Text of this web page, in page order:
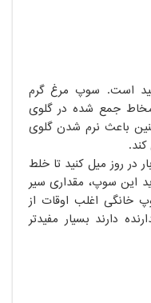
است. سوپ مرغ گرم
جمع شده در گلوی
باعث نرم شدن گلوی
مقداری سوپ مرغ را حداقل ۲ الی ۳ بار در روز میل کنید تا خلط
این سوپ، مقداری سیر
خانگی اغلب اوقات از
دارند بسیار مفیدتر